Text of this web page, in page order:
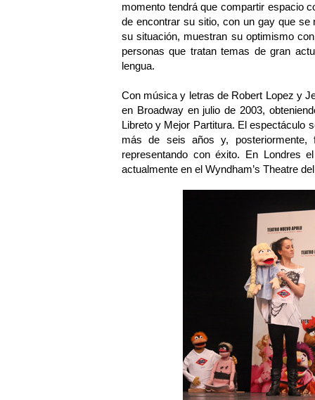
momento tendrá que compartir espacio
de encontrar su sitio, con un gay que
su situación, muestran su optimismo
personas que tratan temas de gran
lengua.
Con música y letras de Robert Lopez y
en Broadway en julio de 2003,
Libreto y Mejor Partitura. El espectáculo
más de seis años y, posteriormente,
representando con éxito. En Londres
actualmente en el Wyndham’s Theatre